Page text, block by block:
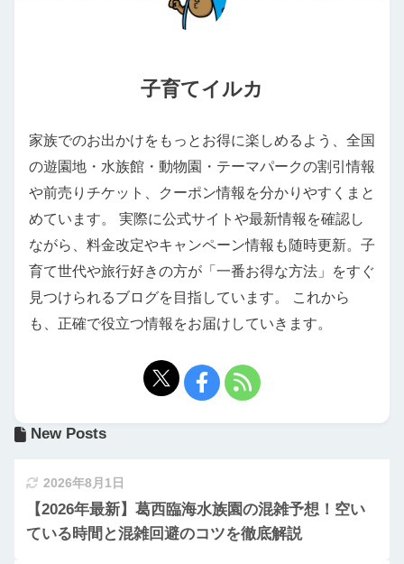
子育てイルカ
家族でのお出かけをもっとお得に楽しめるよう、全国
の遊園地・水族館・動物園・テーマパークの割引情報
や前売りチケット、クーポン情報を分かりやすくまと
めています。 実際に公式サイトや最新情報を確認し
ながら、料金改定やキャンペーン情報も随時更新。子
育て世代や旅行好きの方が「一番お得な方法」をすぐ
見つけられるブログを目指しています。 これから
も、正確で役立つ情報をお届けしていきます。
New Posts
2026年8月1日
【2026年最新】葛西臨海水族園の混雑予想！空い
ている時間と混雑回避のコツを徹底解説